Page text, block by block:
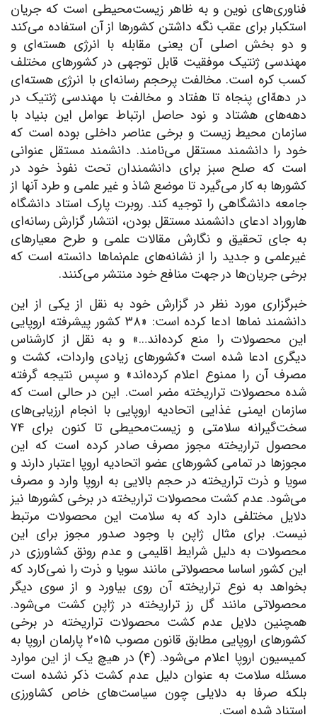
فناوری‌های نوین و به ظاهر زیست‌محیطی است که جریان
استکبار برای عقب نگه داشتن کشورها از آن استفاده می‌کند
و دو بخش اصلی آن یعنی مقابله با انرژی هسته‌ای و
مهندسی ژنتیک موفقیت قابل توجهی در کشورهای مختلف
کسب کره است. مخالفت پرحجم رسانه‌ای با انرژی هسته‌ای
در دهه‌ّای پنجاه تا هفتاد و مخالفت با مهندسی ژنتیک در
دهه‌های هشتاد و نود حاصل ارتباط عوامل این بنیاد با
سازمان محیط زیست و برخی عناصر داخلی بوده است که
خود را دانشمند مستقل می‌نامند. دانشمند مستقل عنوانی
است که صلح سبز برای دانشمندان تحت نفوذ خود در
کشورها به کار می‌گیرد تا موضع شاذ و غیر علمی و طرد آنها از
جامعه دانشگاهی را توجیه کند. روبرت پارک استاد دانشگاه
هاروراد ادعای دانشمند مستقل بودن، انتشار گزارش رسانه‌ای
به جای تحقیق و نگارش مقالات علمی و طرح معیارهای
غیرعلمی و جدید را از نشانه‌های علم‌نماها دانسته است که
برخی جریان‌ها در جهت منافع خود منتشر می‌کنند.
خبرگزاری مورد نظر در گزارش خود به نقل از یکی از این
دانشمند نماها ادعا کرده است: «۳۸ کشور پیشرفته اروپایی
این محصولات را منع کرده‌اند…» و به نقل از کارشناس
دیگری ادعا شده است «کشورهای زیادی واردات، کشت و
مصرف آن را ممنوع اعلام کرده‌اند» و سپس نتیجه گرفته
شده محصولات تراریخته مضر است. این در حالی است که
سازمان ایمنی غذایی اتحادیه اروپایی با انجام ارزیابی‌های
سخت‌گیرانه سلامتی و زیست‌محیطی تا کنون برای ۷۴
محصول تراریخته مجوز مصرف صادر کرده است که این
مجوزها در تمامی کشورهای عضو اتحادیه اروپا اعتبار دارند و
سویا و ذرت تراریخته در حجم بالایی به اروپا وارد و مصرف
می‌شود. عدم کشت محصولات تراریخته در برخی کشورها نیز
دلایل مختلفی دارد که به سلامت این محصولات مرتبط
نیست. برای مثال ژاپن با وجود صدور مجوز برای این
محصولات به دلیل شرایط اقلیمی و عدم رونق کشاورزی در
این کشور اساسا محصولاتی مانند سویا و ذرت را نمی‌کارد که
بخواهد به نوع تراریخته آن روی بیاورد و از سوی دیگر
محصولاتی مانند گل رز تراریخته در ژاپن کشت می‌شود.
همچنین دلایل عدم کشت محصولات تراریخته در برخی
کشورهای اروپایی مطابق قانون مصوب ۲۰۱۵ پارلمان اروپا به
کمیسیون اروپا اعلام می‌شود. (۴) در هیچ یک از این موارد
مسئله سلامت به عنوان دلیل عدم کشت ذکر نشده است
بلکه صرفا به دلایلی چون سیاست‌های خاص کشاورزی
استناد شده است.